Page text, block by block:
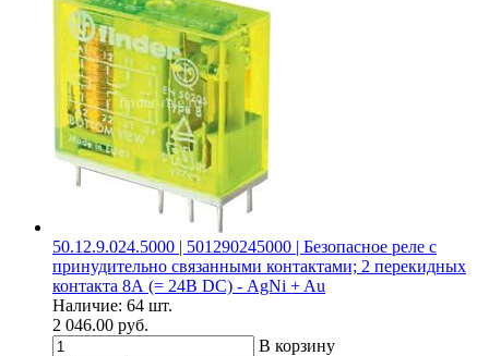
50.12.9.024.5000 | 501290245000 | Безопасное реле с
принудительно связанными контактами; 2 перекидных
контакта 8А (= 24В DC) - AgNi + Au
Наличие: 64 шт.
2 046.00 руб.
В корзину